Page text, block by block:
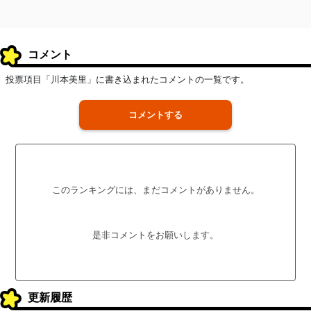
コメント
投票項目「川本美里」に書き込まれたコメントの一覧です。
コメントする
このランキングには、まだコメントがありません。
是非コメントをお願いします。
更新履歴